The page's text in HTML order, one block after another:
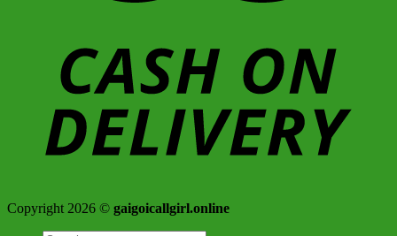
Copyright 2026 © gaigoicallgirl.online